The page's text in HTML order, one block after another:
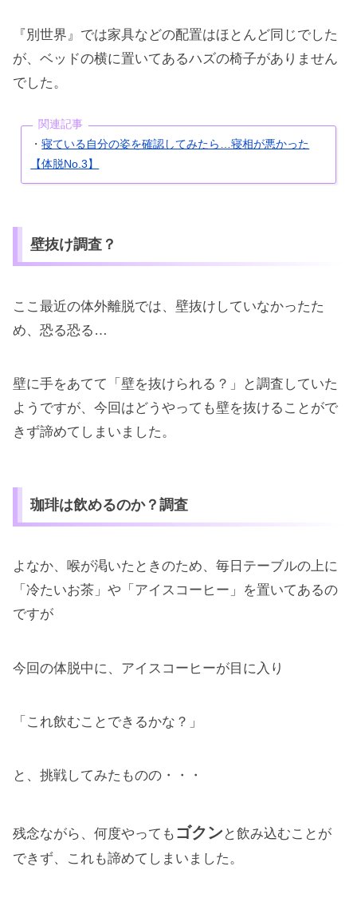
『別世界』では家具などの配置はほとんど同じでした
が、ベッドの横に置いてあるハズの椅子がありません
でした。
関連記事
・寝ている自分の姿を確認してみたら…寝相が悪かった
【体脱No.3】
壁抜け調査？
ここ最近の体外離脱では、壁抜けしていなかったた
め、恐る恐る…
壁に手をあてて「壁を抜けられる？」と調査していた
ようですが、今回はどうやっても壁を抜けることがで
きず諦めてしまいました。
珈琲は飲めるのか？調査
よなか、喉が渇いたときのため、毎日テーブルの上に
「冷たいお茶」や「アイスコーヒー」を置いてあるの
ですが
今回の体脱中に、アイスコーヒーが目に入り
「これ飲むことできるかな？」
と、挑戦してみたものの・・・
残念ながら、何度やっても ゴクン と飲み込むことが
できず、これも諦めてしまいました。